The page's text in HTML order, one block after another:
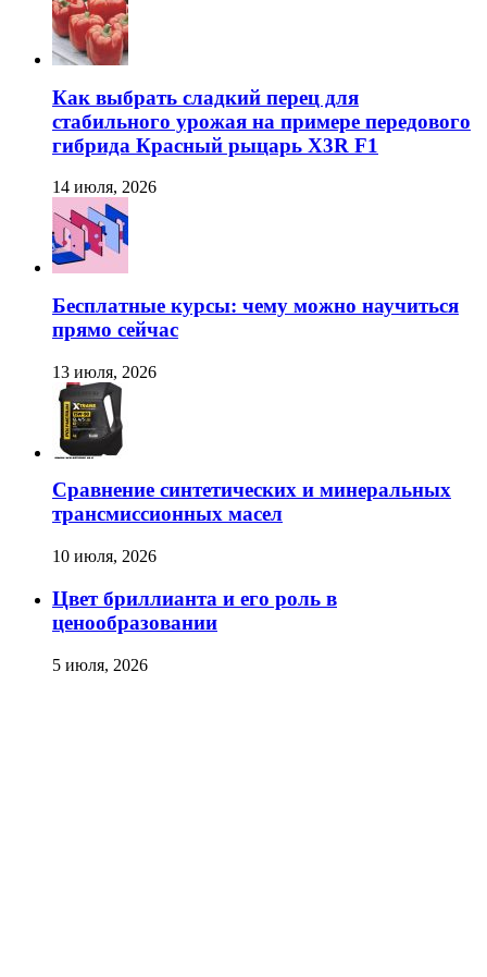
Как выбрать сладкий перец для
стабильного урожая на примере передового
гибрида Красный рыцарь X3R F1
14 июля, 2026
Бесплатные курсы: чему можно научиться
прямо сейчас
13 июля, 2026
Сравнение синтетических и минеральных
трансмиссионных масел
10 июля, 2026
Цвет бриллианта и его роль в
ценообразовании
5 июля, 2026